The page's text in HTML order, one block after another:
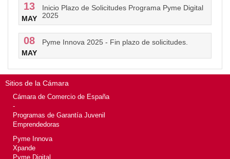
13
MAY
Inicio Plazo de Solicitudes Programa Pyme Digital
2025
08
MAY
Pyme Innova 2025 - Fin plazo de solicitudes.
Sitios de la Cámara
Cámara de Comercio de España
-
Programas de Garantía Juvenil
Emprendedoras
Pyme Innova
Xpande
Pyme Digital